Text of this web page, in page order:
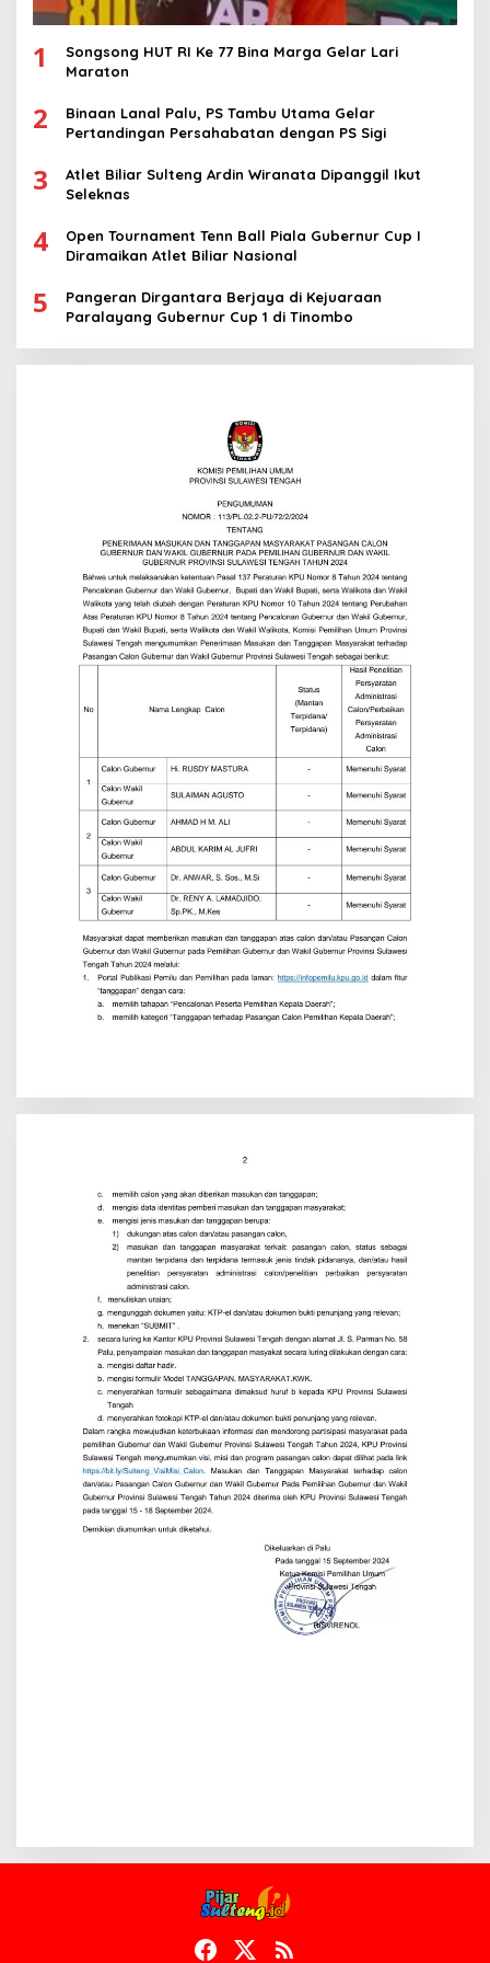
1
Songsong HUT RI Ke 77 Bina Marga Gelar Lari
Maraton
2
Binaan Lanal Palu, PS Tambu Utama Gelar
Pertandingan Persahabatan dengan PS Sigi
3
Atlet Biliar Sulteng Ardin Wiranata Dipanggil Ikut
Seleknas
4
Open Tournament Tenn Ball Piala Gubernur Cup I
Diramaikan Atlet Biliar Nasional
5
Pangeran Dirgantara Berjaya di Kejuaraan
Paralayang Gubernur Cup 1 di Tinombo